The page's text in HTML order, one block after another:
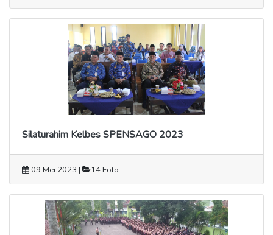
Silaturahim Kelbes SPENSAGO 2023
09 Mei 2023 | 14 Foto